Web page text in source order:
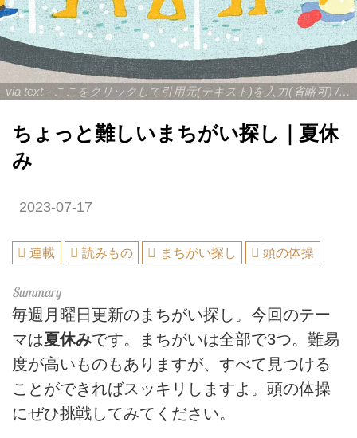
via text - ここをクリックして引用元(テキスト)を入力(省略可) /
ちょっと難しいまちがい探し｜夏休
み
2023-07-17
連載 読みもの まちがい探し 頭の体操
毎週月曜日更新のまちがい探し。今回のテー
マは夏休みです。まちがいは全部で3つ。難易
度が高いものもありますが、すべて見つける
ことができればスッキリしますよ。頭の体操
にぜひ挑戦してみてください。